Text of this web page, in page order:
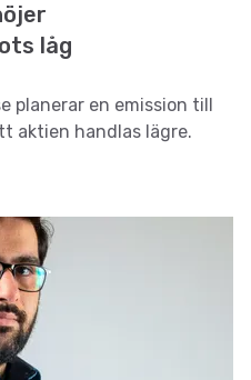
låg
planerar en emission till
aktien handlas lägre.